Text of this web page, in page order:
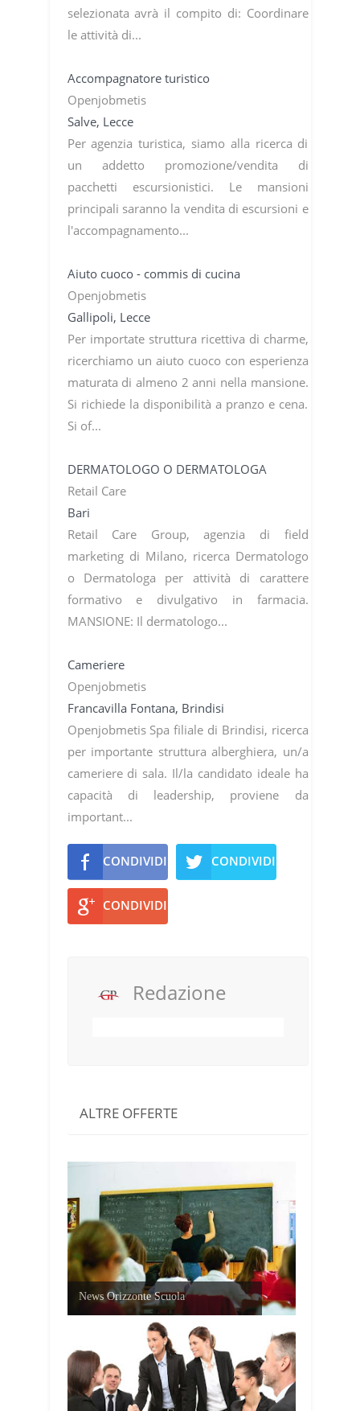
selezionata avrà il compito di: Coordinare
le attività di...
Accompagnatore turistico
Openjobmetis
Salve, Lecce
Per agenzia turistica, siamo alla ricerca di
un addetto promozione/vendita di
pacchetti escursionistici. Le mansioni
principali saranno la vendita di escursioni e
l'accompagnamento...
Aiuto cuoco - commis di cucina
Openjobmetis
Gallipoli, Lecce
Per importate struttura ricettiva di charme,
ricerchiamo un aiuto cuoco con esperienza
maturata di almeno 2 anni nella mansione.
Si richiede la disponibilità a pranzo e cena.
Si of...
DERMATOLOGO O DERMATOLOGA
Retail Care
Bari
Retail Care Group, agenzia di field
marketing di Milano, ricerca Dermatologo
o Dermatologa per attività di carattere
formativo e divulgativo in farmacia.
MANSIONE: Il dermatologo...
Cameriere
Openjobmetis
Francavilla Fontana, Brindisi
Openjobmetis Spa filiale di Brindisi, ricerca
per importante struttura alberghiera, un/a
cameriere di sala. Il/la candidato ideale ha
capacità di leadership, proviene da
important...
CONDIVIDI CONDIVIDI
CONDIVIDI
Redazione
ALTRE OFFERTE
News Orizzonte Scuola